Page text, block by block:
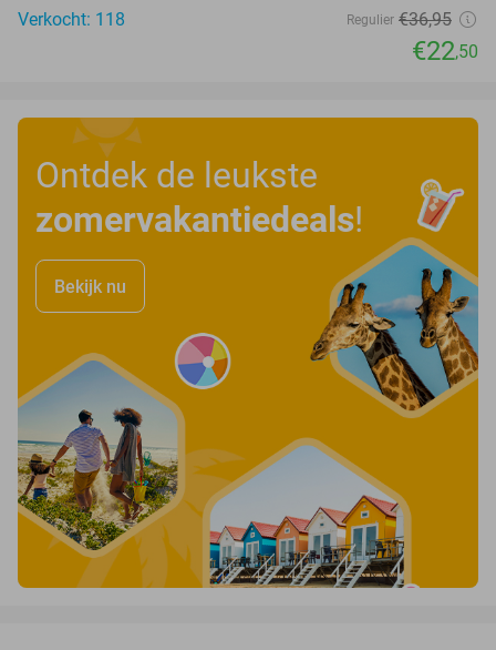
Verkocht: 118
Regulier €36,95
€22,50
Ontdek de leukste
zomervakantiedeals!
Bekijk nu